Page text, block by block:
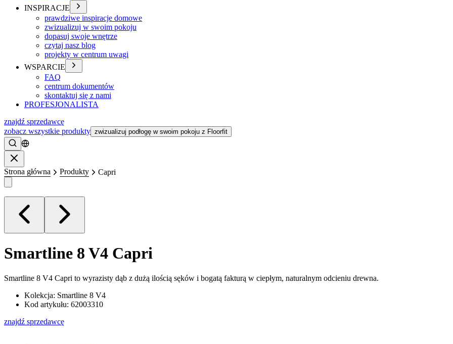
INSPIRACJE
prawdziwe inspiracje domowe
zwizualizuj w swoim pokoju
dopasuj swoje wnętrze
czytaj nasz blog
projekty w centrum uwagi
WSPARCIE
FAQ
centrum dokumentów
skontaktuj się z nami
PROFESJONALISTA
znajdź sprzedawcę
zobacz wszystkie produkty zwizualizuj podłogę w swoim pokoju z Floorfit
Szukać
Strona główna Produkty Capri
Smartline 8 V4 Capri
Smartline 8 V4 Capri to wyrazisty dąb z dużą ilością sęków i bogatą fakturą w ciepłym, naturalnym odcieniu drewna.
Kolekcja: Smartline 8 V4
Kod artykułu: 62003310
znajdź sprzedawcę